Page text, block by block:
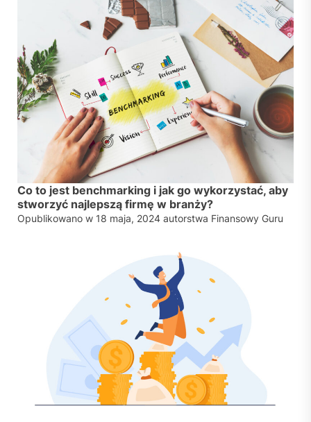
Co to jest benchmarking i jak go wykorzystać, aby
stworzyć najlepszą firmę w branży?
Opublikowano w 18 maja, 2024 autorstwa Finansowy Guru